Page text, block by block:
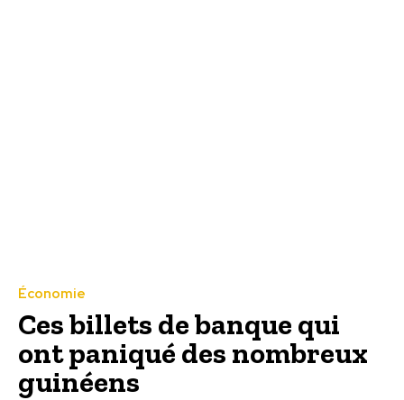
Économie
Ces billets de banque qui
ont paniqué des nombreux
guinéens